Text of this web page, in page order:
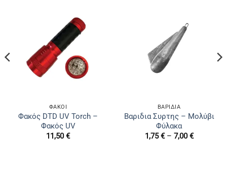
ΦΑΚΟΊ
Φακός DTD UV Torch –
Φακός UV
11,50€
ΒΑΡΊΔΙΑ
Bαριδια Συρτης – Μολύβι
Φύλακα
1,75€ – 7,00€Price